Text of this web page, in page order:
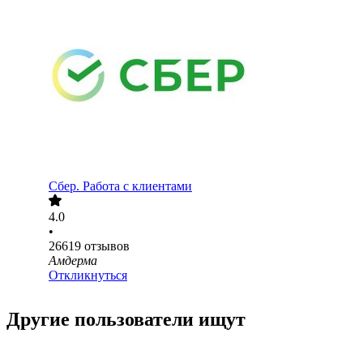
Сбер. Работа с клиентами
4.0
•
26619 отзывов
Амдерма
Откликнуться
Другие пользователи ищут